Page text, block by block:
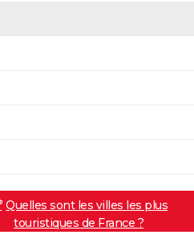
Quelles sont les villes les plus
touristiques de France ?